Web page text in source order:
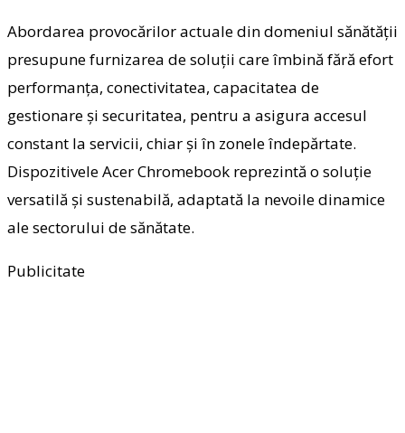
Abordarea provocărilor actuale din domeniul sănătății
presupune furnizarea de soluții care îmbină fără efort
performanța, conectivitatea, capacitatea de
gestionare și securitatea, pentru a asigura accesul
constant la servicii, chiar și în zonele îndepărtate.
Dispozitivele Acer Chromebook reprezintă o soluție
versatilă și sustenabilă, adaptată la nevoile dinamice
ale sectorului de sănătate.
Publicitate